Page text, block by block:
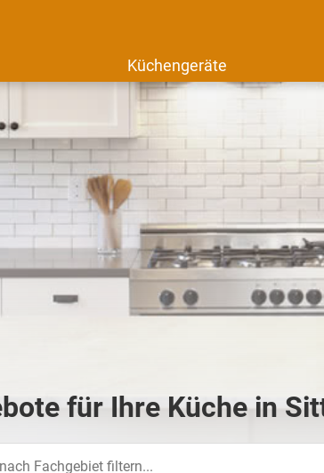
Küchengeräte
für Ihre Küche in